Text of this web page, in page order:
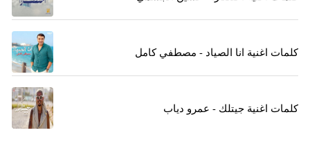
كلمات اغنية انا الصياد - مصطفي كامل
كلمات اغنية جيتلك - عمرو دياب